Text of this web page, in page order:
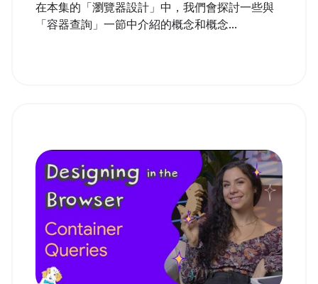
在本集的「瀏覽器設計」中，我們會探討一些與
「容器查詢」一節中介紹的概念和概念...